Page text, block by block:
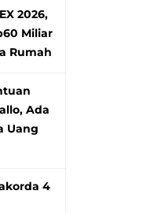
2026,
Miliar
Rumah
Ada
Uang
4